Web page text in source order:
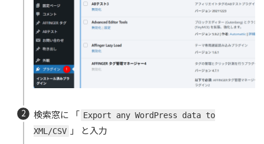
検索窓に 「 Export any WordPress data to
XML/CSV
」 と入力